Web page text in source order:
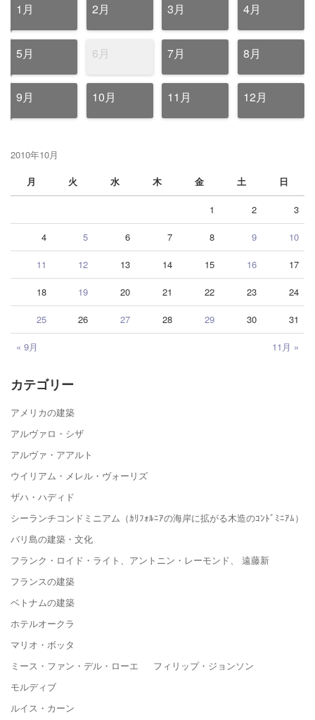
1月 2月 3月 4月
5月 6月 7月 8月
9月 10月 11月 12月
2010年10月
月
火 水 木 金 土 日
« 9月 11月 »
1 2 3
4 5 6 7 8 9 10
11 12 13 14 15 16 17
18 19 20 21 22 23 24
25 26 27 28 29 30 31
カテゴリー
アメリカの建築
アルヴァロ・シザ
アルヴァ・アアルト
ウイリアム・メレル・ヴォーリズ
ザハ・ハディド
シーランチコンドミニアム（ｶﾘﾌｫﾙﾆｱの海岸に拡がる木造のｺﾝﾄﾞﾐﾆｱﾑ）
バリ島の建築・文化
フランク・ロイド・ライト、アントニン・レーモンド、 遠藤新
フランスの建築
ベトナムの建築
ホテルオークラ
マリオ・ボッタ
ミース・ファン・デル・ローエ フィリップ・ジョンソン
モルディブ
ルイス・カーン